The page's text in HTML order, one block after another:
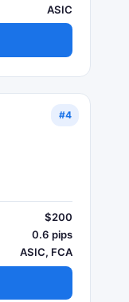
ASIC
#4
$200
0.6 pips
ASIC, FCA